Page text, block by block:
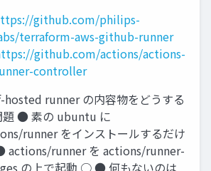
github.com/philips-
terraform-aws-github-runner
github.com/actions/actions-
controller
hosted runner の内容物をどうする
題 ● 素の ubuntu に
runner をインストールするだけ
runner を actions/runner-
の上で起動 ○ ● 何もないのは